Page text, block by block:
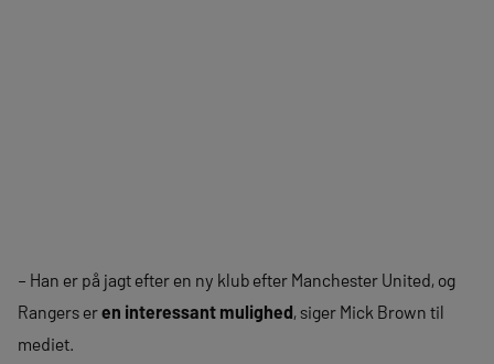
– Han er på jagt efter en ny klub efter Manchester United, og
Rangers eren interessant mulighed, siger Mick Brown til
mediet.